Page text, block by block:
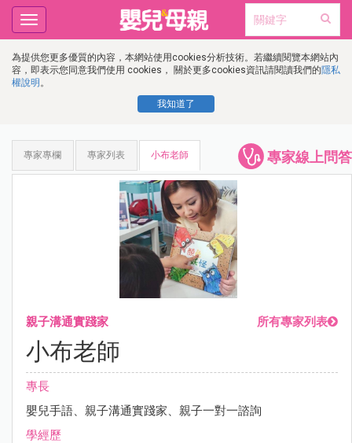
為提供您更多優質的內容，本網站使用cookies分析技術。若繼續閱覽本網站內
容，即表示您同意我們使用 cookies， 關於更多cookies資訊請閱讀我們的隱私
權說明 。
我知道了
Toggle
navigation
專家線上問答
專家專欄 專家列表 小布老師
親子溝通實踐家 所有專家列表
小布老師
專長
嬰兒手語、親子溝通實踐家、親子一對一諮詢
學經歷